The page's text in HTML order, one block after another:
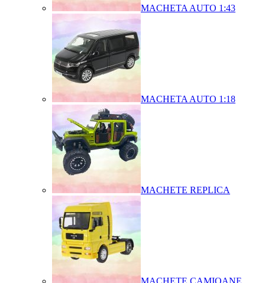
MACHETA AUTO 1:43
MACHETA AUTO 1:18
MACHETE REPLICA
MACHETE CAMIOANE